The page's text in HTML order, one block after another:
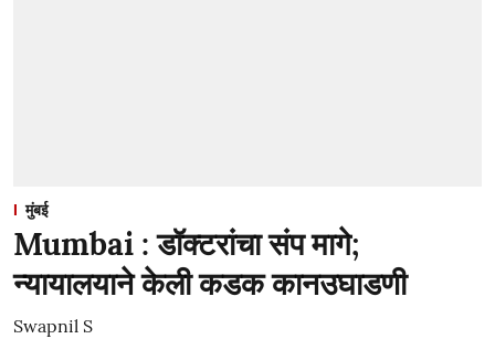
मुंबई
Mumbai : डॉक्टरांचा संप मागे;
न्यायालयाने केली कडक कानउघाडणी
Swapnil S